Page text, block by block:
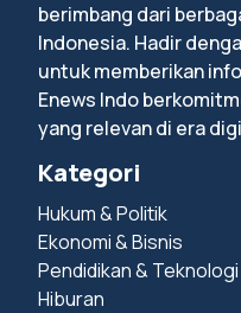
berimbang dari
Indonesia. Hadir
untuk memberikan
Enews Indo
yang relevan di era
Kategori
Hukum & Politik
Ekonomi & Bisnis
Pendidikan & Teknologi
Hiburan